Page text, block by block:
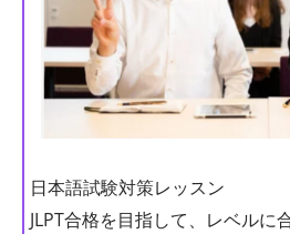
日本語試験対策レッスン
JLPT合格を目指して、レベルに